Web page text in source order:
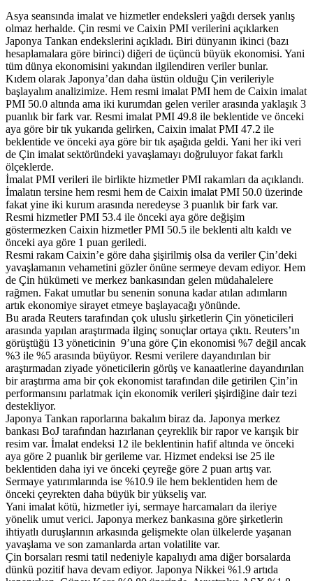
Asya seansında imalat ve hizmetler endeksleri yağdı dersek yanlış
olmaz herhalde. Çin resmi ve Caixin PMI verilerini açıklarken
Japonya Tankan endekslerini açıkladı. Biri dünyanın ikinci (bazı
hesaplamalara göre birinci) diğeri de üçüncü büyük ekonomisi. Yani
tüm dünya ekonomisini yakından ilgilendiren veriler bunlar.
Kıdem olarak Japonya’dan daha üstün olduğu Çin verileriyle
başlayalım analizimize. Hem resmi imalat PMI hem de Caixin imalat
PMI 50.0 altında ama iki kurumdan gelen veriler arasında yaklaşık 3
puanlık bir fark var. Resmi imalat PMI 49.8 ile beklentide ve önceki
aya göre bir tık yukarıda gelirken, Caixin imalat PMI 47.2 ile
beklentide ve önceki aya göre bir tık aşağıda geldi. Yani her iki veri
de Çin imalat sektöründeki yavaşlamayı doğruluyor fakat farklı
ölçeklerde.
İmalat PMI verileri ile birlikte hizmetler PMI rakamları da açıklandı.
İmalatın tersine hem resmi hem de Caixin imalat PMI 50.0 üzerinde
fakat yine iki kurum arasında neredeyse 3 puanlık bir fark var.
Resmi hizmetler PMI 53.4 ile önceki aya göre değişim
göstermezken Caixin hizmetler PMI 50.5 ile beklenti altı kaldı ve
önceki aya göre 1 puan geriledi.
Resmi rakam Caixin’e göre daha şişirilmiş olsa da veriler Çin’deki
yavaşlamanın vehametini gözler önüne sermeye devam ediyor. Hem
de Çin hükümeti ve merkez bankasından gelen müdahalelere
rağmen. Fakat umutlar bu senenin sonuna kadar atılan adımların
artık ekonomiye sirayet etmeye başlayacağı yönünde.
Bu arada Reuters tarafından çok uluslu şirketlerin Çin yöneticileri
arasında yapılan araştırmada ilginç sonuçlar ortaya çıktı. Reuters’ın
görüştüğü 13 yöneticinin 9’una göre Çin ekonomisi %7 değil ancak
%3 ile %5 arasında büyüyor. Resmi verilere dayandırılan bir
araştırmadan ziyade yöneticilerin görüş ve kanaatlerine dayandırılan
bir araştırma ama bir çok ekonomist tarafından dile getirilen Çin’in
performansını parlatmak için ekonomik verileri şişirdiğine dair tezi
destekliyor.
Japonya Tankan raporlarına bakalım biraz da. Japonya merkez
bankası BoJ tarafından hazırlanan çeyreklik bir rapor ve karışık bir
resim var. İmalat endeksi 12 ile beklentinin hafif altında ve önceki
aya göre 2 puanlık bir gerileme var. Hizmet endeksi ise 25 ile
beklentiden daha iyi ve önceki çeyreğe göre 2 puan artış var.
Sermaye yatırımlarında ise %10.9 ile hem beklentiden hem de
önceki çeyrekten daha büyük bir yükseliş var.
Yani imalat kötü, hizmetler iyi, sermaye harcamaları da ileriye
yönelik umut verici. Japonya merkez bankasına göre şirketlerin
ihtiyatlı duruşlarının arkasında gelişmekte olan ülkelerde yaşanan
yavaşlama ve son zamanlarda artan volatilite var.
Çin borsaları resmi tatil nedeniyle kapalıydı ama diğer borsalarda
dünkü pozitif hava devam ediyor. Japonya Nikkei %1.9 artıda